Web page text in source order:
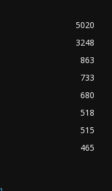
5020
3248
863
733
680
518
515
465